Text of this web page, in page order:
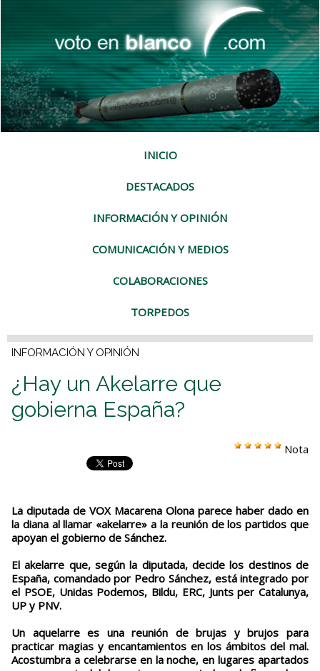
INICIO
DESTACADOS
INFORMACIÓN Y OPINIÓN
COMUNICACIÓN Y MEDIOS
COLABORACIONES
TORPEDOS
INFORMACIÓN Y OPINIÓN
¿Hay un Akelarre que
gobierna España?
Nota
La diputada de VOX Macarena Olona parece haber dado en
la diana al llamar «akelarre» a la reunión de los partidos que
apoyan el gobierno de Sánchez.
El akelarre que, según la diputada, decide los destinos de
España, comandado por Pedro Sánchez, está integrado por
el PSOE, Unidas Podemos, Bildu, ERC, Junts per Catalunya,
UP y PNV.
Un aquelarre es una reunión de brujas y brujos para
practicar magias y encantamientos en los ámbitos del mal.
Acostumbra a celebrarse en la noche, en lugares apartados